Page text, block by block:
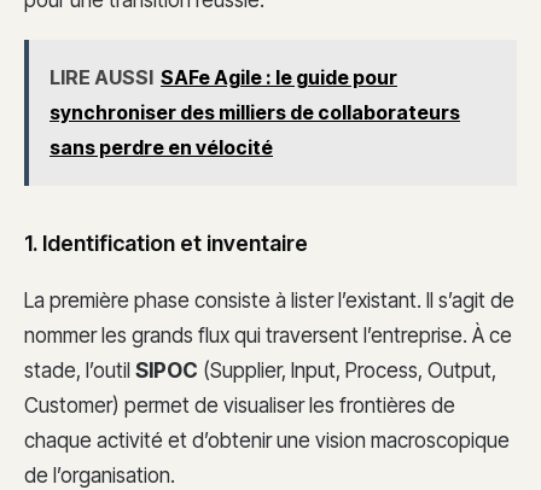
LIRE AUSSI SAFe Agile : le guide pour
synchroniser des milliers de collaborateurs
sans perdre en vélocité
1. Identification et inventaire
La première phase consiste à lister l’existant. Il s’agit de
nommer les grands flux qui traversent l’entreprise. À ce
stade, l’outil SIPOC (Supplier, Input, Process, Output,
Customer) permet de visualiser les frontières de
chaque activité et d’obtenir une vision macroscopique
de l’organisation.